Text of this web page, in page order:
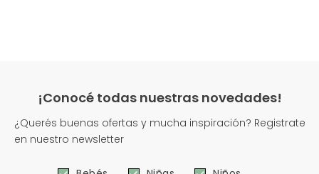
¡Conocé todas nuestras novedades!
¿Querés buenas ofertas y mucha inspiración? Registrate
en nuestro newsletter